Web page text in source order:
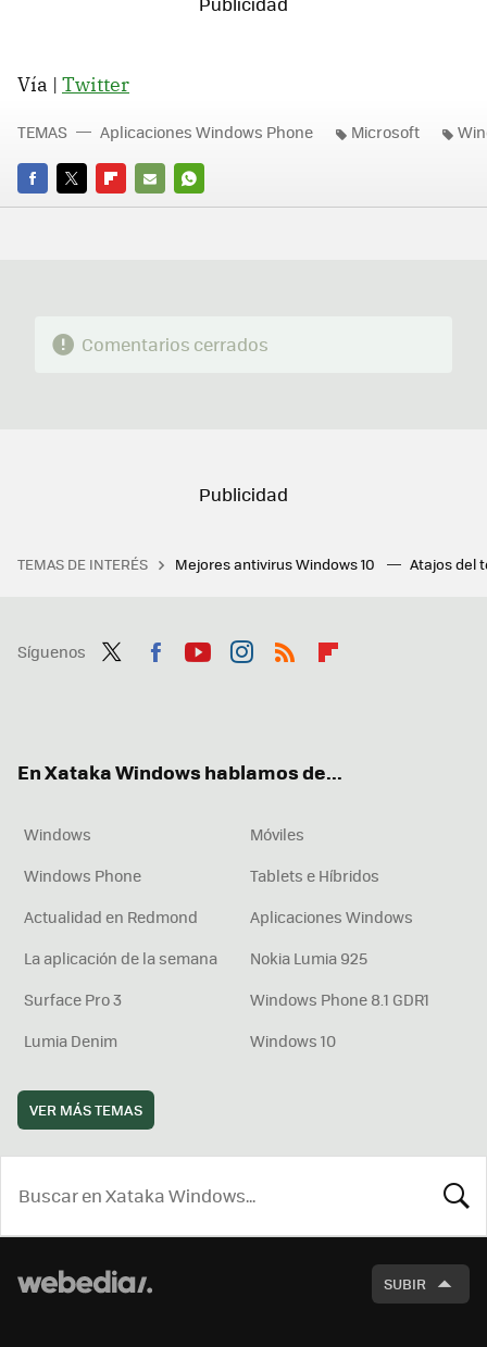
Vía | Twitter
FACEBOOK
TWITTERFLIPBOARD
E-
WHATSAPP
TEMAS Aplicaciones Windows Phone Microsoft
Comentarios cerrados
TEMAS DE INTERÉS Mejores antivirus Windows 10 Atajos del
Síguenos
En Xataka Windows hablamos de...
Windows
Móviles
Windows Phone
Tablets e Híbridos
Actualidad en Redmond
Aplicaciones Windows
La aplicación de la semana
Nokia Lumia 925
Surface Pro 3
Windows Phone 8.1 GDR1
Lumia Denim
Windows 10
VER MÁS TEMAS
SUBIR